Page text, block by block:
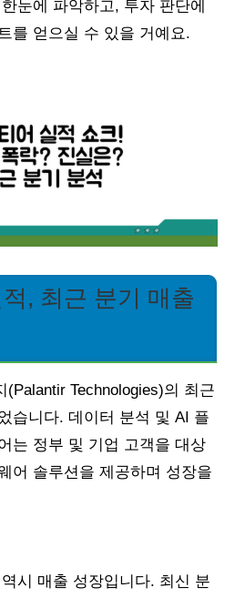
눈에 파악하고, 투자 판단에
를 얻으실 수 있을 거예요.
, 최근 분기 매출
(Palantir Technologies)의 최근
습니다. 데이터 분석 및 AI 플
는 정부 및 기업 고객을 대상
어 솔루션을 제공하며 성장을
시 매출 성장입니다. 최신 분